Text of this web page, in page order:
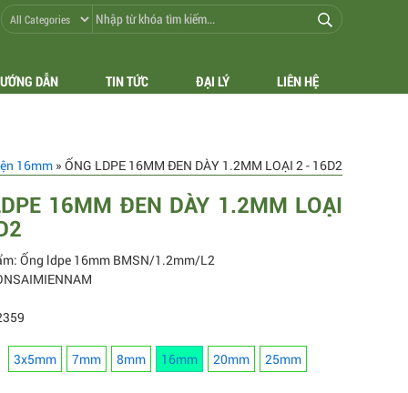
DẪN TIN TỨC ĐẠI LÝ LIÊN HỆ
16mm » ỐNG LDPE 16MM ĐEN DÀY 1.2MM LOẠI 2 - 16D2
16MM ĐEN DÀY 1.2MM LOẠI
Ống ldpe 16mm BMSN/1.2mm/L2
3x5mm 7mm 8mm 16mm 20mm 25mm